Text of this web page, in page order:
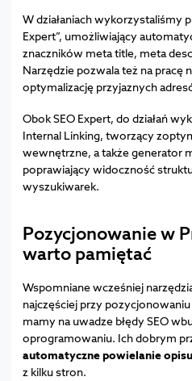
W działaniach wykorzystaliśmy
Expert”, umożliwiający
znaczników meta title, meta
Narzędzie pozwala też na pracę
optymalizację przyjaznych
Obok SEO Expert, do działań
Internal Linking, tworzący
wewnętrzne, a także generator
poprawiający widoczność
wyszukiwarek.
Pozycjonowanie w
warto pamiętać
Wspomniane wcześniej
najczęściej przy
mamy na uwadze błędy SEO
oprogramowaniu. Ich dobrym
automatyczne powielanie
z kilku stron.